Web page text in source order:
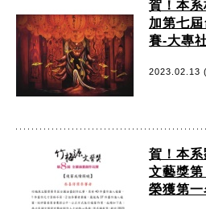
賀！本
加第七
賽-大專
2023.02.13
賀！本
文藝獎
榮獲第一